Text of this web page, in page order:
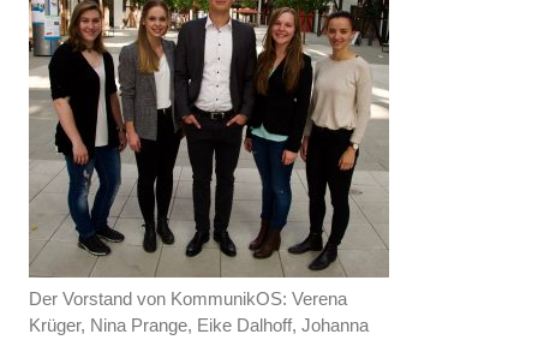
Der Vorstand von KommunikOS: Verena
Krüger, Nina Prange, Eike Dalhoff, Johanna